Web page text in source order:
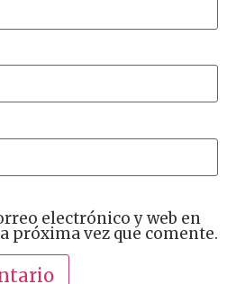
electrónico y web en
próxima vez que comente.